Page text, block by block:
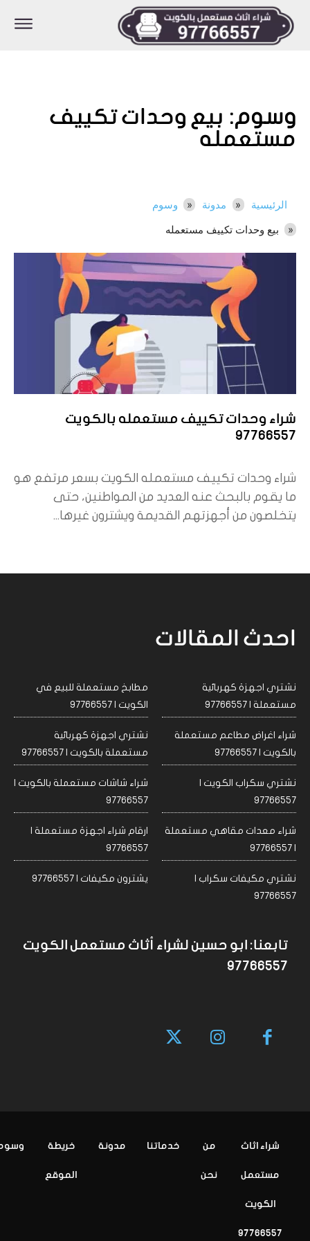
وسوم: بيع وحدات تكييف
مستعمله
الرئيسية مدونة
وسوم
بيع وحدات تكييف مستعمله
شراء وحدات تكييف مستعمله بالكويت
97766557
شراء وحدات تكييف مستعمله الكويت بسعر مرتفع هو
ما يقوم بالبحث عنه العديد من المواطنين، حتى
يتخلصون من أجهزتهم القديمة ويشترون غيرها...
احدث المقالات
نشتري اجهزة كهربائية
مستعملة | 97766557
مطابخ مستعملة للبيع في
الكويت | 97766557
شراء اغراض مطاعم مستعملة
بالكويت | 97766557
نشتري اجهزة كهربائية
مستعملة بالكويت | 97766557
نشتري سكراب الكويت |
97766557
شراء شاشات مستعملة بالكويت |
97766557
شراء معدات مقاهي مستعملة
| 97766557
ارقام شراء اجهزة مستعملة |
97766557
نشتري مكيفات سكراب |
97766557
يشترون مكيفات | 97766557
تابعنا: ابو حسين لشراء أثاث مستعمل الكويت
97766557
شراء اثاث
مستعمل
الكويت
97766557
من
نحن
خدماتنا مدونة خريطة
الموقع